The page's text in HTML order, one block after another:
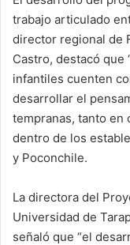
trabajo articulado
director regional de
Castro, destacó que
infantiles cuenten
desarrollar el
tempranas, tanto en
dentro de los
y Poconchile.
La directora del
Universidad de
señaló que “el